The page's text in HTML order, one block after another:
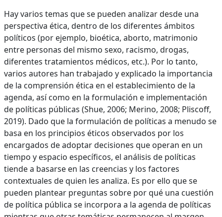
Hay varios temas que se pueden analizar desde una
perspectiva ética, dentro de los diferentes ámbitos
políticos (por ejemplo, bioética, aborto, matrimonio
entre personas del mismo sexo, racismo, drogas,
diferentes tratamientos médicos, etc.). Por lo tanto,
varios autores han trabajado y explicado la importancia
de la comprensión ética en el establecimiento de la
agenda, así como en la formulación e implementación
de políticas públicas (Shue, 2006; Merino, 2008; Pliscoff,
2019). Dado que la formulación de políticas a menudo se
basa en los principios éticos observados por los
encargados de adoptar decisiones que operan en un
tiempo y espacio específicos, el análisis de políticas
tiende a basarse en las creencias y los factores
contextuales de quien les analiza. Es por ello que se
pueden plantear preguntas sobre por qué una cuestión
de política pública se incorpora a la agenda de políticas